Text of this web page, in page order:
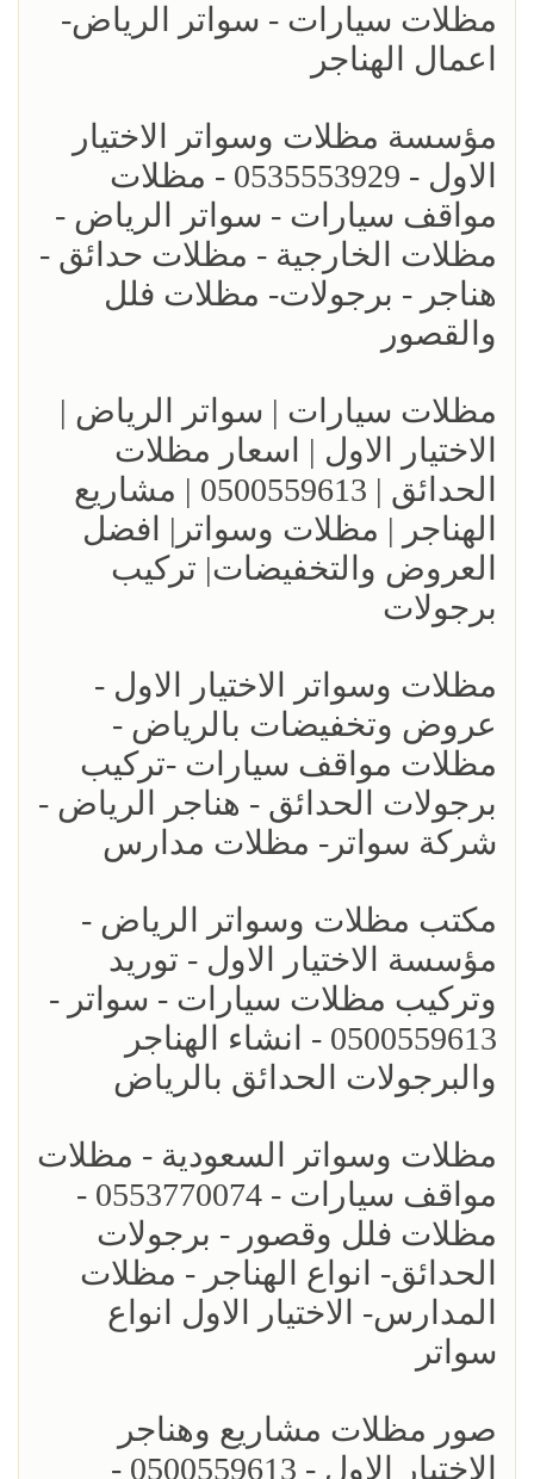
مظلات سيارات - سواتر الرياض-
اعمال الهناجر
مؤسسة مظلات وسواتر الاختيار
الاول - 0535553929 - مظلات
مواقف سيارات - سواتر الرياض -
مظلات الخارجية - مظلات حدائق -
هناجر - برجولات- مظلات فلل
والقصور
مظلات سيارات | سواتر الرياض |
الاختيار الاول | اسعار مظلات
الحدائق | 0500559613 | مشاريع
الهناجر | مظلات وسواتر| افضل
العروض والتخفيضات| تركيب
برجولات
مظلات وسواتر الاختيار الاول -
عروض وتخفيضات بالرياض -
مظلات مواقف سيارات -تركيب
برجولات الحدائق - هناجر الرياض -
شركة سواتر- مظلات مدارس
مكتب مظلات وسواتر الرياض -
مؤسسة الاختيار الاول - توريد
وتركيب مظلات سيارات - سواتر -
0500559613 - انشاء الهناجر
والبرجولات الحدائق بالرياض
مظلات وسواتر السعودية - مظلات
مواقف سيارات - 0553770074 -
مظلات فلل وقصور - برجولات
الحدائق- انواع الهناجر - مظلات
المدارس- الاختيار الاول انواع
سواتر
صور مظلات مشاريع وهناجر
الاختيار الاول - 0500559613 -